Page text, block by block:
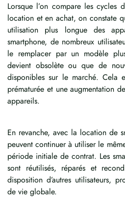
Lorsque l’on compare les cycles
location et en achat, on constate
utilisation plus longue des
smartphone, de nombreux
le remplacer par un modèle
devient obsolète ou que de
disponibles sur le marché. Cela
prématurée et une augmentation
appareils.
En revanche, avec la location de
peuvent continuer à utiliser le
période initiale de contrat. Les
sont réutilisés, réparés et
disposition d’autres utilisateurs,
de vie globale.